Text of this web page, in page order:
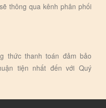
thông qua kênh phân phối
thức thanh toán đảm bảo
tiện nhất đến với Quý